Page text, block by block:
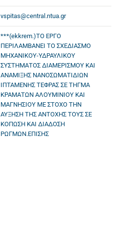
vspitas@central.ntua.gr
***(ekkrem.)ΤΟ ΕΡΓΟ
ΠΕΡΙΛΑΜΒΑΝΕΙ ΤΟ ΣΧΕΔΙΑΣΜΟ
ΜΗΧΑΝΙΚΟΥ-ΥΔΡΑΥΛΙΚΟΥ
ΣΥΣΤΗΜΑΤΟΣ ΔΙΑΜΕΡΙΣΜΟΥ ΚΑΙ
ΑΝΑΜΙΞΗΣ ΝΑΝΟΣΩΜΑΤΙΔΙΩΝ
ΙΠΤΑΜΕΝΗΣ ΤΕΦΡΑΣ ΣΕ ΤΗΓΜΑ
ΚΡΑΜΑΤΩΝ ΑΛΟΥΜΙΝΙΟΥ ΚΑΙ
ΜΑΓΝΗΣΙΟΥ ΜΕ ΣΤΟΧΟ ΤΗΝ
ΑΥΞΗΣΗ ΤΗΣ ΑΝΤΟΧΗΣ ΤΟΥΣ ΣΕ
ΚΟΠΩΣΗ ΚΑΙ ΔΙΑΔΟΣΗ
ΡΩΓΜΩΝ.ΕΠΙΣΗΣ